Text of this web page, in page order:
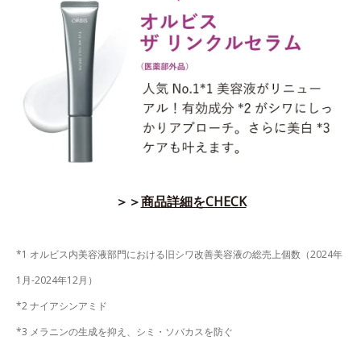
＞＞商品詳細をCHECK
*1 オルビス内美容液部門における旧シワ改善美容液の総売上個数（2024年
1月-2024年12月）
*2 ナイアシンアミド
*3 メラニンの生成を抑え、シミ・ソバカスを防ぐ